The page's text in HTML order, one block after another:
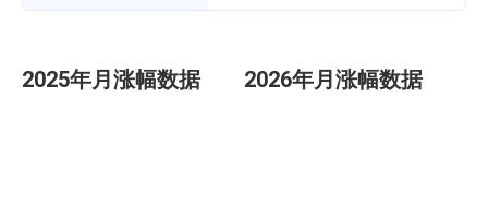
2025年月涨幅数据 2026年月涨幅数据